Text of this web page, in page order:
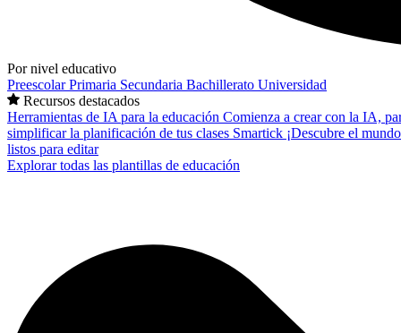
Por nivel educativo
PreescolarPrimaria Secundaria Bachillerato Universidad
Recursos destacados
Herramientas de IA para la educación Comienza a crear con la IA,
simplificar la planificación de tus clases Smartick ¡Descubre el
listos para editar
Explorar todas las plantillas de educación